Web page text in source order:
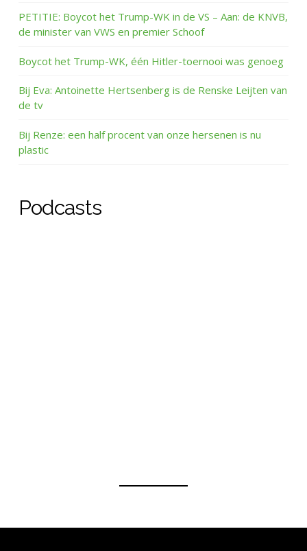
PETITIE: Boycot het Trump-WK in de VS – Aan: de KNVB,
de minister van VWS en premier Schoof
Boycot het Trump-WK, één Hitler-toernooi was genoeg
Bij Eva: Antoinette Hertsenberg is de Renske Leijten van
de tv
Bij Renze: een half procent van onze hersenen is nu
plastic
Podcasts